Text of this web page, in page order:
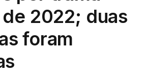
2022; duas
foram